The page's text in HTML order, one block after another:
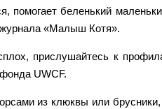
помогает беленький
журнала «Малыш Котя».
прислушайтесь к
UWCF.
из клюквы или